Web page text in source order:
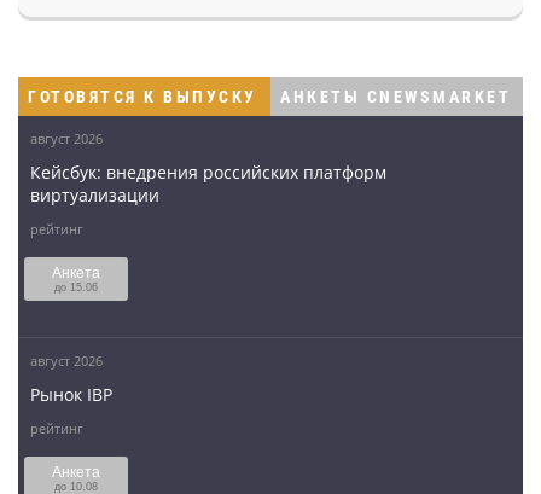
ГОТОВЯТСЯ К ВЫПУСКУ АНКЕТЫ CNEWSMARKET
август 2026
Кейсбук: внедрения российских платформ
виртуализации
рейтинг
Анкета
до 15.06
август 2026
Рынок IBP
рейтинг
Анкета
до 10.08